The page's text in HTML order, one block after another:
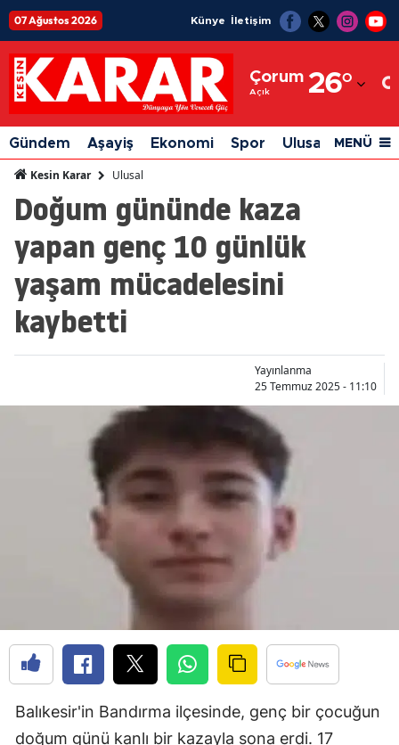
07 Ağustos 2026 Künye İletişim
Çorum
Açık 26°
Adıyaman
Afyonkarahisar
Ağrı
Amasya
Ankara
Antalya
Balıkesir
Bilecik
Bingöl
Bitlis
Bolu
Burdur
Çankırı
Çorum
Gündem Aşayiş Ekonomi Spor Ulusal Siyaset
MENÜ
Kesin Karar Ulusal
Doğum gününde kaza
yapan genç 10 günlük
yaşam mücadelesini
kaybetti
Yayınlanma
25 Temmuz 2025 - 11:10
Balıkesir'in Bandırma ilçesinde, genç bir çocuğun
doğum günü kanlı bir kazayla sona erdi. 17